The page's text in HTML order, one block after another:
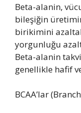
Beta-alanin,
bileşiğin
birikimini
yorgunluğu
Beta-alanin
genellikle hafif
BCAA’lar